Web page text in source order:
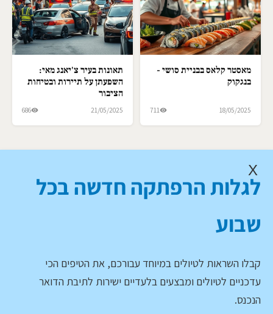
מאסטר קלאס בבניית סושי -
בנגקוק
18/05/2025
711
תאונות בעיר צ'יאנג מאי:
השפעתן על תיירות ובטיחות
הציבור
21/05/2025
686
X
לגלות הרפתקה חדשה בכל
שבוע
קבלו השראות לטיולים במיוחד עבורכם, את הטיפים הכי
עדכניים לטיולים ומבצעים בלעדיים ישירות לתיבת הדואר
הנכנס.